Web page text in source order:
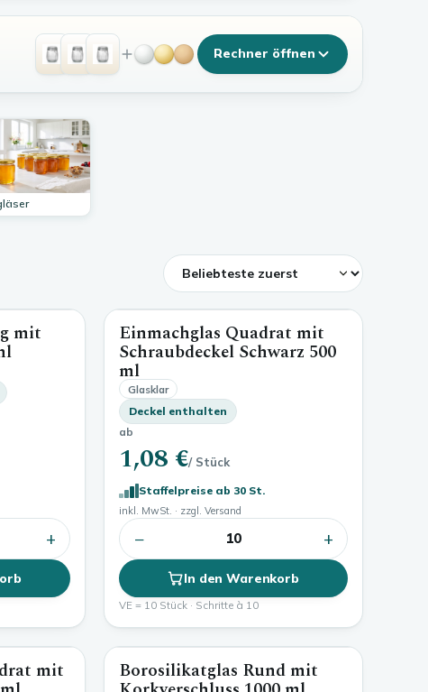
Rechner öffnen
500 ml
mit
+
500 ml
Einmachglas Quadrat mit
Schraubdeckel Schwarz 500
ml
Glasklar
Deckel enthalten
ab
1,08 €/ Stück
Staffelpreise ab 30 St.
inkl. MwSt. · zzgl. Versand
− 10 +
In den Warenkorb
VE = 10 Stück · Schritte à 10
1500 ml
mit 1000 ml
Borosilikatglas Rund mit